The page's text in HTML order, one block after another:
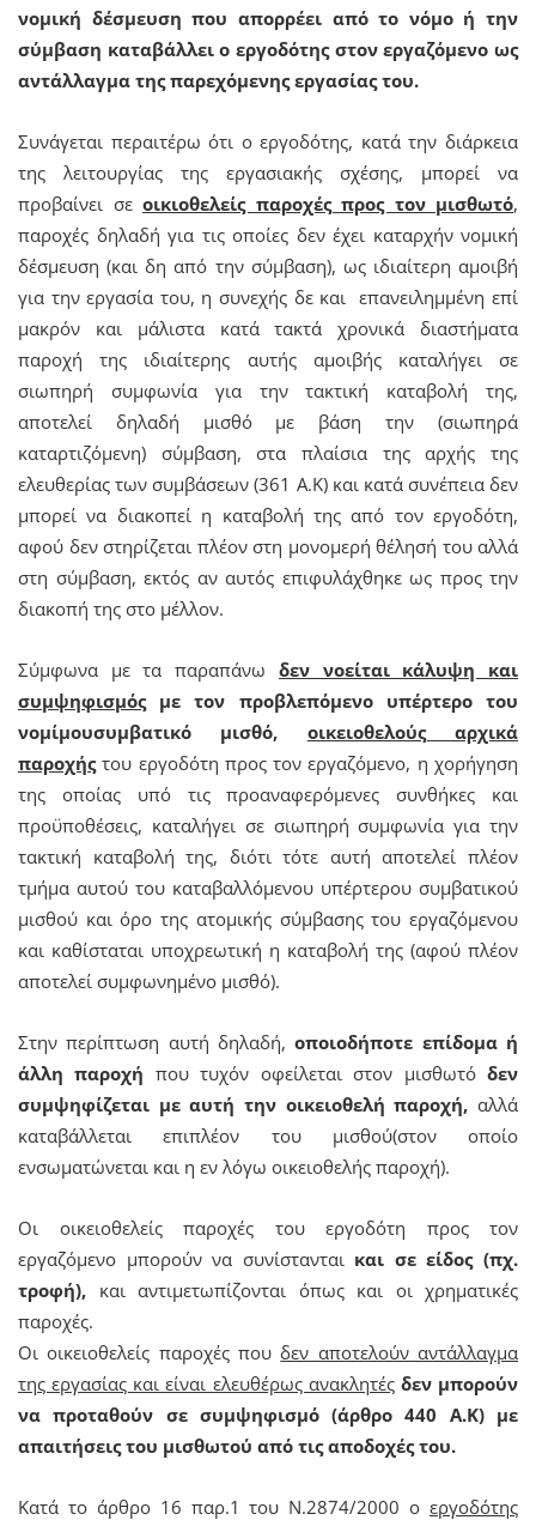
νομική δέσμευση που απορρέει από το νόμο ή την
σύμβαση καταβάλλει ο εργοδότης στον εργαζόμενο ως
αντάλλαγμα της παρεχόμενης εργασίας του.
Συνάγεται περαιτέρω ότι ο εργοδότης, κατά την διάρκεια
της λειτουργίας της εργασιακής σχέσης, μπορεί να
προβαίνει σε οικιοθελείς παροχές προς τον μισθωτό,
παροχές δηλαδή για τις οποίες δεν έχει καταρχήν νομική
δέσμευση (και δη από την σύμβαση), ως ιδιαίτερη αμοιβή
για την εργασία του, η συνεχής δε και επανειλημμένη επί
μακρόν και μάλιστα κατά τακτά χρονικά διαστήματα
παροχή της ιδιαίτερης αυτής αμοιβής καταλήγει σε
σιωπηρή συμφωνία για την τακτική καταβολή της,
αποτελεί δηλαδή μισθό με βάση την (σιωπηρά
καταρτιζόμενη) σύμβαση, στα πλαίσια της αρχής της
ελευθερίας των συμβάσεων (361 Α.Κ) και κατά συνέπεια δεν
μπορεί να διακοπεί η καταβολή της από τον εργοδότη,
αφού δεν στηρίζεται πλέον στη μονομερή θέλησή του αλλά
στη σύμβαση, εκτός αν αυτός επιφυλάχθηκε ως προς την
διακοπή της στο μέλλον.
Σύμφωνα με τα παραπάνω δεν νοείται κάλυψη και
συμψηφισμόςμε τον προβλεπόμενο υπέρτερο του
νομίμουσυμβατικό μισθό,
οικειοθελούς αρχικά
παροχήςτου εργοδότη προς τον εργαζόμενο, η χορήγηση
της οποίας υπό τις προαναφερόμενες συνθήκες και
προϋποθέσεις, καταλήγει σε σιωπηρή συμφωνία για την
τακτική καταβολή της, διότι τότε αυτή αποτελεί πλέον
τμήμα αυτού του καταβαλλόμενου υπέρτερου συμβατικού
μισθού και όρο της ατομικής σύμβασης του εργαζόμενου
και καθίσταται υποχρεωτική η καταβολή της (αφού πλέον
αποτελεί συμφωνημένο μισθό).
Στην περίπτωση αυτή δηλαδή,οποιοδήποτε επίδομα ή
άλλη παροχή που τυχόν οφείλεται στον μισθωτόδεν
συμψηφίζεται με αυτή την οικειοθελή παροχή, αλλά
καταβάλλεται επιπλέον του μισθού(στον οποίο
ενσωματώνεται και η εν λόγω οικειοθελής παροχή).
Οι οικειοθελείς παροχές του εργοδότη προς τον
εργαζόμενο μπορούν να συνίστανται και σε είδος (πχ.
τροφή), και αντιμετωπίζονται όπως και οι χρηματικές
παροχές.
Οι οικειοθελείς παροχές πουδεν αποτελούν αντάλλαγμα
της εργασίας και είναι ελευθέρως ανακλητές δεν μπορούν
να προταθούν σε συμψηφισμό (άρθρο 440 Α.Κ) με
απαιτήσεις του μισθωτού από τις αποδοχές του.
Κατά το άρθρο 16 παρ.1 του Ν.2874/2000 ο εργοδότης